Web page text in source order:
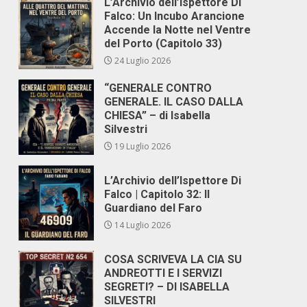
Falco: Un Incubo Arancione
Accende la Notte nel Ventre
del Porto (Capitolo 33)
24 Luglio 2026
“GENERALE CONTRO
GENERALE. IL CASO DALLA
CHIESA” – di Isabella
Silvestri
19 Luglio 2026
L’Archivio dell’Ispettore Di
Falco | Capitolo 32: Il
Guardiano del Faro
14 Luglio 2026
COSA SCRIVEVA LA CIA SU
ANDREOTTI E I SERVIZI
SEGRETI? – DI ISABELLA
SILVESTRI